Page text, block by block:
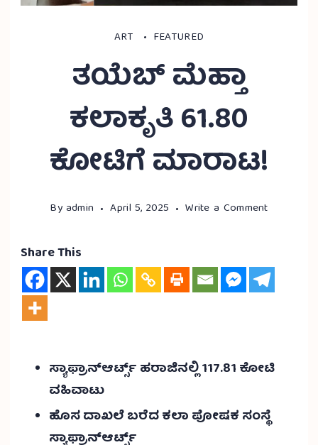
ART FEATURED
ತಯೆಬ್ ಮೆಹ್ತಾ
ಕಲಾಕೃತಿ 61.80
ಕೋಟಿಗೆ ಮಾರಾಟ!
By admin April 5, 2025 Write a Comment
Share This
ಸ್ಯಾಫ್ರಾನ್‌ಆರ್ಟ್ಸ್ ಹರಾಜಿನಲ್ಲಿ 117.81 ಕೋಟಿ
ವಹಿವಾಟು
ಹೊಸ ದಾಖಲೆ ಬರೆದ ಕಲಾ ಪೋಷಕ ಸಂಸ್ಥೆ
ಸ್ಯಾಫ್ರಾನ್‌ಆರ್ಟ್ಸ್